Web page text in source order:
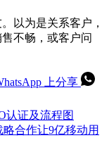
以为是关系客户，
不畅，或客户问
上分享
认证及流程图
合作让9亿移动用